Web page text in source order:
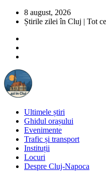
8 august, 2026
Știrile zilei în Cluj | Tot
Ultimele știri
Ghidul orașului
Evenimente
Trafic și transport
Instituții
Locuri
Despre Cluj-Napoca